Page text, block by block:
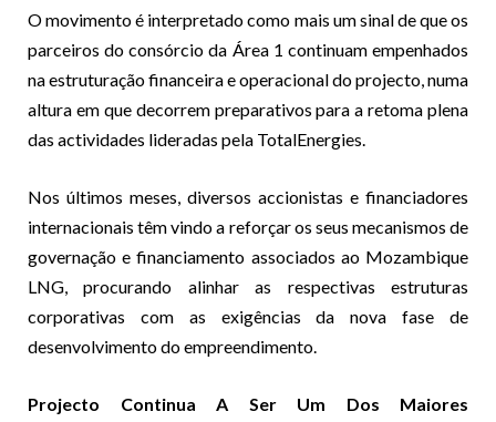
O movimento é interpretado como mais um sinal de que os
parceiros do consórcio da Área 1 continuam empenhados
na estruturação financeira e operacional do projecto, numa
altura em que decorrem preparativos para a retoma plena
das actividades lideradas pela TotalEnergies.
Nos últimos meses, diversos accionistas e financiadores
internacionais têm vindo a reforçar os seus mecanismos de
governação e financiamento associados ao Mozambique
LNG, procurando alinhar as respectivas estruturas
corporativas com as exigências da nova fase de
desenvolvimento do empreendimento.
Projecto Continua A Ser Um Dos Maiores